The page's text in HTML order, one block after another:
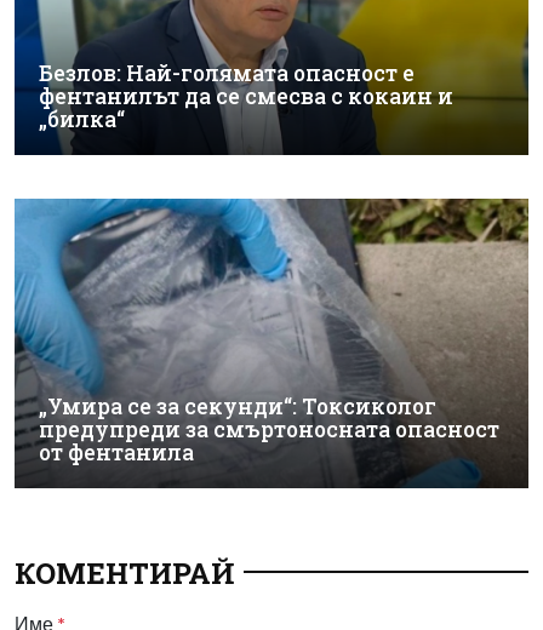
Безлов: Най-голямата опасност е
фентанилът да се смесва с кокаин и
„билка“
„Умира се за секунди“: Токсиколог
предупреди за смъртоносната опасност
от фентанила
КОМЕНТИРАЙ
Име *